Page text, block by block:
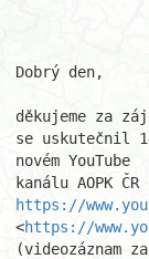
Dobrý den,
děkujeme za
se uskutečnil
novém YouTube
https://
<https://
(videozáznam